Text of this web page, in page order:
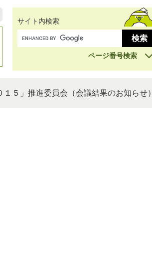
サイト内検索
ページ番号検索
５」推進委員会（会議結果のお知らせ）